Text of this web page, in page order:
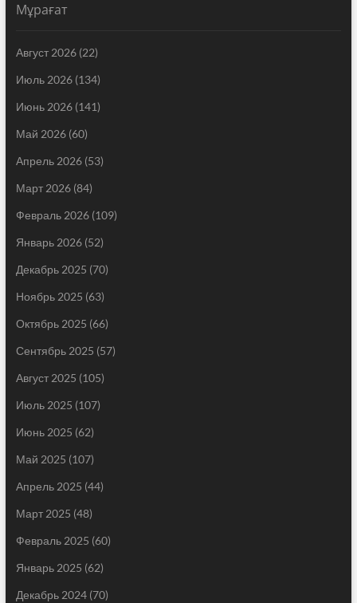
Мұрағат
Август 2026(22)
Июль 2026(134)
Июнь 2026(141)
Май 2026(60)
Апрель 2026(53)
Март 2026(84)
Февраль 2026(109)
Январь 2026(52)
Декабрь 2025 (70)
Ноябрь 2025 (63)
Октябрь 2025 (66)
Сентябрь 2025 (57)
Август 2025 (105)
Июль 2025 (107)
Июнь 2025 (62)
Май 2025 (107)
Апрель 2025 (44)
Март 2025 (48)
Февраль 2025 (60)
Январь 2025 (62)
Декабрь 2024(70)